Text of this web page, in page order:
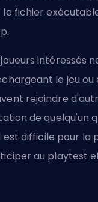
le fichier
joueurs intéressés
le jeu
rejoindre
de quelqu'un
est difficile pour la
au playtest